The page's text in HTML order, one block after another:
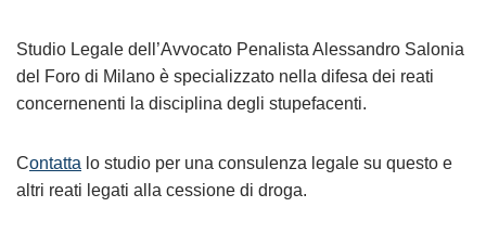
Studio Legale dell’Avvocato Penalista Alessandro Salonia
del Foro di Milano è specializzato nella difesa dei reati
concernenenti la disciplina degli stupefacenti.
Contatta lo studio per una consulenza legale su questo e
altri reati legati alla cessione di droga.